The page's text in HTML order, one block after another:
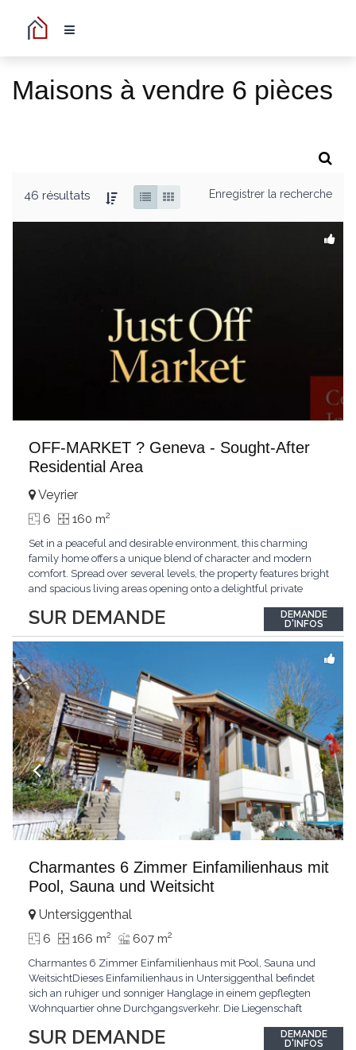
Maisons à vendre 6 pièces
46 résultats Enregistrer la recherche
OFF-MARKET ? Geneva - Sought-After
Residential Area
SUR DEMANDE
Veyrier
6 160 m2
Set in a peaceful and desirable environment, this charming
family home offers a unique blend of character and modern
comfort. Spread over several levels, the property features bright
and spacious living areas opening onto a delightful private
architecture and warm atmosphere make it a particularly
appealing residence. Ideally located...
DEMANDE
D'INFOS
Charmantes 6 Zimmer Einfamilienhaus mit
Pool, Sauna und Weitsicht
SUR DEMANDE
Untersiggenthal
6 166 m2 607 m2
Charmantes 6 Zimmer Einfamilienhaus mit Pool, Sauna und
WeitsichtDieses Einfamilienhaus in Untersiggenthal befindet
sich an ruhiger und sonniger Hanglage in einem gepflegten
Wohnquartier ohne Durchgangsverkehr. Die Liegenschaft
Nebenflächen sowie attraktive Freizeitmöglichkeiten mit Sauna
DEMANDE
D'INFOS